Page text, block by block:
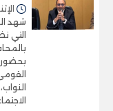
الإثنين 17/
شهد
التي